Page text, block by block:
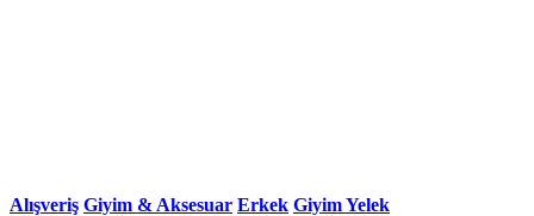
Alışveriş Giyim & Aksesuar Erkek GiyimYelek